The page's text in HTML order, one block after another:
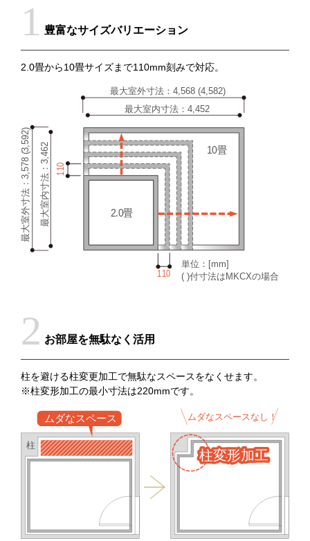
豊富なサイズバリエーション
2.0畳から10畳サイズまで110mm刻みで対応。
お部屋を無駄なく活用
柱を避ける柱変更加工で無駄なスペースをなくせます。
※柱変形加工の最小寸法は220mmです。